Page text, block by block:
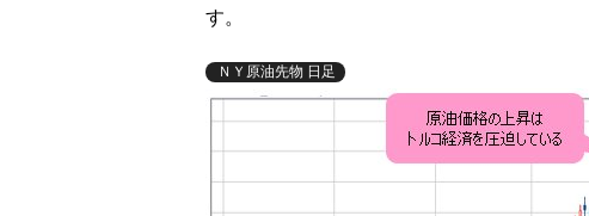
す。
ＮＹ原油先物 日足